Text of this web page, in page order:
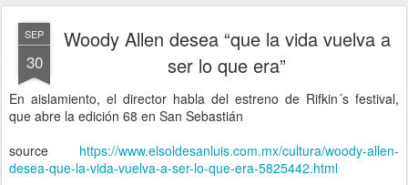
SEP
30
Woody Allen desea “que la vida vuelva a
ser lo que era”
En aislamiento, el director habla del estreno de Rifkin´s festival,
que abre la edición 68 en San Sebastián
source https://www.elsoldesanluis.com.mx/cultura/woody-allen-
desea-que-la-vida-vuelva-a-ser-lo-que-era-5825442.html